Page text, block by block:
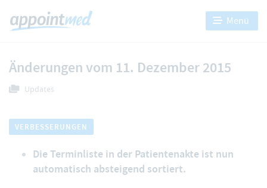
Menü
Änderungen vom 11. Dezember 2015
Updates
VERBESSERUNGEN
Die Terminliste in der Patientenakte ist nun
automatisch absteigend sortiert.